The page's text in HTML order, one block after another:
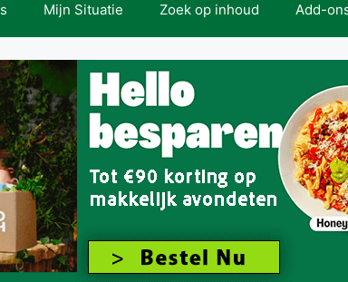
Mijn Situatie Zoek op inhoud Add-